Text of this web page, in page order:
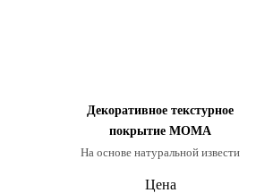
Декоративное текстурное
покрытие MOMA
На основе натуральной извести
Цена